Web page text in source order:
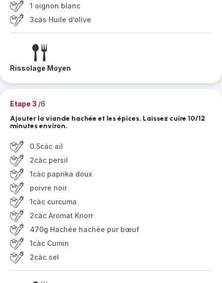
1 oignon blanc
3càs Huile d’olive
Rissolage Moyen
Etape 3 /6
Ajouter la viande hachée et les épices. Laissez cuire 10/12
minutes environ.
0.5càc ail
2càc persil
1càc paprika doux
poivre noir
1càc curcuma
2càc Aromat Knorr
470g Hachée hachée pur bœuf
1càc Cumin
2càc sel